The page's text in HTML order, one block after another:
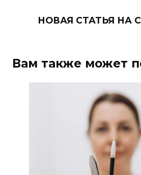
НОВАЯ СТАТЬЯ НА
Вам также может